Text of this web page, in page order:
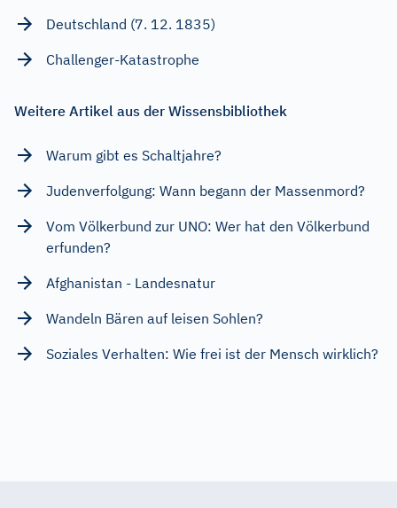
Deutschland (7. 12. 1835)
Challenger-Katastrophe
Weitere Artikel aus der Wissensbibliothek
Warum gibt es Schaltjahre?
Judenverfolgung: Wann begann der Massenmord?
Vom Völkerbund zur UNO: Wer hat den Völkerbund
erfunden?
Afghanistan - Landesnatur
Wandeln Bären auf leisen Sohlen?
Soziales Verhalten: Wie frei ist der Mensch wirklich?